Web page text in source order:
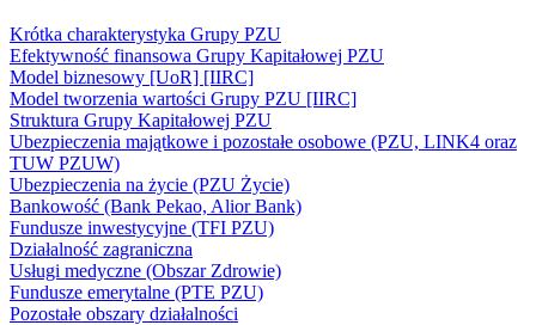
Krótka charakterystyka Grupy PZU
Efektywność finansowa Grupy Kapitałowej PZU
Model biznesowy [UoR] [IIRC]
Model tworzenia wartości Grupy PZU [IIRC]
Struktura Grupy Kapitałowej PZU
Ubezpieczenia majątkowe i pozostałe osobowe (PZU, LINK4 oraz
TUW PZUW)
Ubezpieczenia na życie (PZU Życie)
Bankowość (Bank Pekao, Alior Bank)
Fundusze inwestycyjne (TFI PZU)
Działalność zagraniczna
Usługi medyczne (Obszar Zdrowie)
Fundusze emerytalne (PTE PZU)
Pozostałe obszary działalności